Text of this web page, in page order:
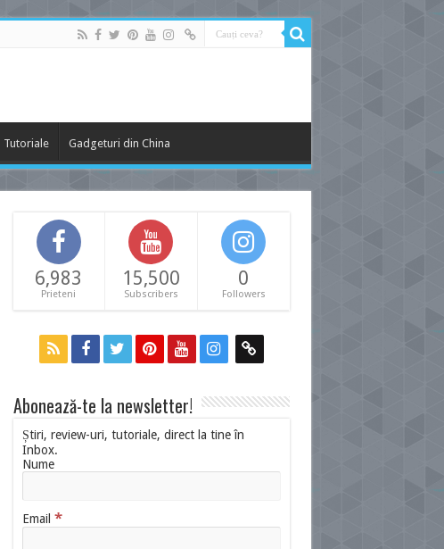
Tutoriale Gadgeturi din China
6,983
Prieteni
15,500
Subscribers
0
Followers
Abonează-te la newsletter!
Știri, review-uri, tutoriale, direct la tine în
Inbox.
Nume
Email *